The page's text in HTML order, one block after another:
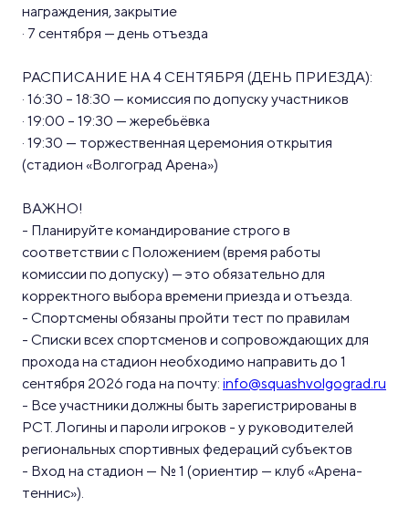
награждения, закрытие
· 7 сентября — день отъезда
РАСПИСАНИЕ НА 4 СЕНТЯБРЯ (ДЕНЬ ПРИЕЗДА):
· 16:30 – 18:30 — комиссия по допуску участников
· 19:00 – 19:30 — жеребьёвка
· 19:30 — торжественная церемония открытия
(стадион «Волгоград Арена»)
ВАЖНО!
- Планируйте командирование строго в
соответствии с Положением (время работы
комиссии по допуску) — это обязательно для
корректного выбора времени приезда и отъезда.
- Спортсмены обязаны пройти тест по правилам
- Списки всех спортсменов и сопровождающих для
прохода на стадион необходимо направить до 1
сентября 2026 года на почту: info@squashvolgograd.ru
- Все участники должны быть зарегистрированы в
РСТ. Логины и пароли игроков - у руководителей
региональных спортивных федераций субъектов
- Вход на стадион — № 1 (ориентир — клуб «Арена-
теннис»).